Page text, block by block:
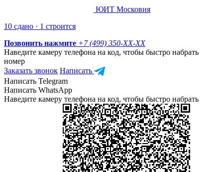
ЮИТ Московия
10 сдано · 1 строится
Позвонить нажмите +7 (499) 350-XX-XX
Наведите камеру телефона на код, чтобы быстро набрать
номер
Заказать звонок Написать
Написать Telegram
Написать WhatsApp
Наведите камеру телефона на код, чтобы быстро набрать